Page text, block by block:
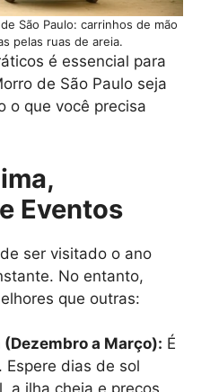
São Paulo: carrinhos de mão
pelas ruas de areia.
é essencial para
de São Paulo seja
o que você precisa
Eventos
ser visitado o ano
No entanto,
que outras:
a Março): É
Espere dias de sol